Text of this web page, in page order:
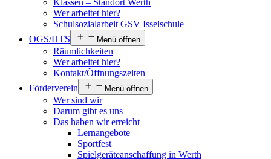
Klassen – Standort Werth
Wer arbeitet hier?
Schulsozialarbeit GSV Isselschule
OGS/HTS
Menü öffnen
Räumlichkeiten
Wer arbeitet hier?
Kontakt/Öffnungszeiten
Förderverein
Menü öffnen
Wer sind wir
Darum gibt es uns
Das haben wir erreicht
Lernangebote
Sportfest
Spielgeräteanschaffung in Werth